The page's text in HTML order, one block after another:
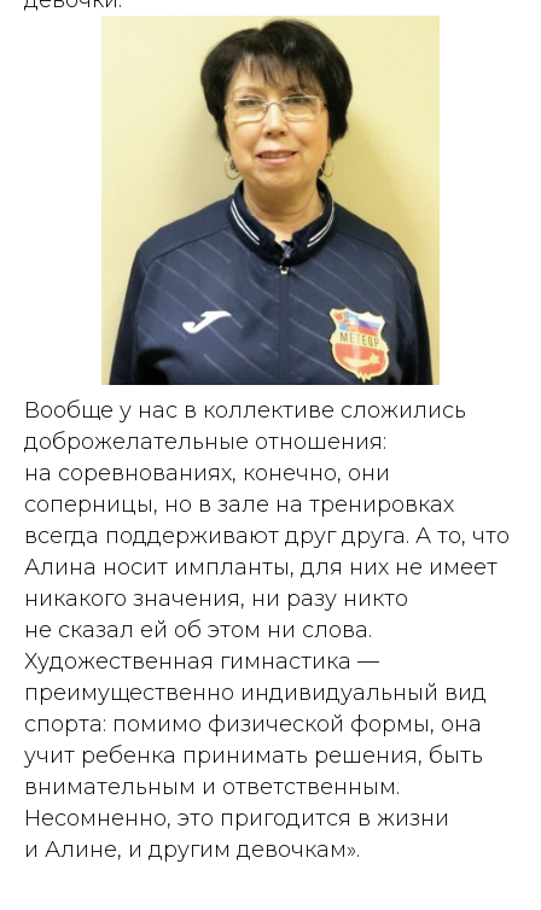
Вообще у нас в коллективе сложились
доброжелательные отношения:
на соревнованиях, конечно, они
соперницы, но в зале на тренировках
всегда поддерживают друг друга. А то, что
Алина носит импланты, для них не имеет
никакого значения, ни разу никто
не сказал ей об этом ни слова.
Художественная гимнастика —
преимущественно индивидуальный вид
спорта: помимо физической формы, она
учит ребенка принимать решения, быть
внимательным и ответственным.
Несомненно, это пригодится в жизни
и Алине, и другим девочкам».